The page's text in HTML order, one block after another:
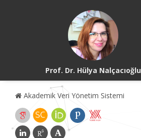
Prof. Dr. Hülya Nalçacıoğlu
Akademik Veri Yönetim Sistemi